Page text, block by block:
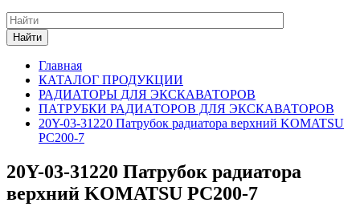
Найти
Главная
КАТАЛОГ ПРОДУКЦИИ
РАДИАТОРЫ ДЛЯ ЭКСКАВАТОРОВ
ПАТРУБКИ РАДИАТОРОВ ДЛЯ ЭКСКАВАТОРОВ
20Y-03-31220 Патрубок радиатора верхний KOMATSU
PC200-7
20Y-03-31220 Патрубок радиатора
верхний KOMATSU PC200-7